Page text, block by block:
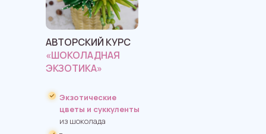
АВТОРСКИЙ КУРС
«ШОКОЛАДНАЯ
ЭКЗОТИКА»
Экзотические
цветы и суккуленты
из шоколада